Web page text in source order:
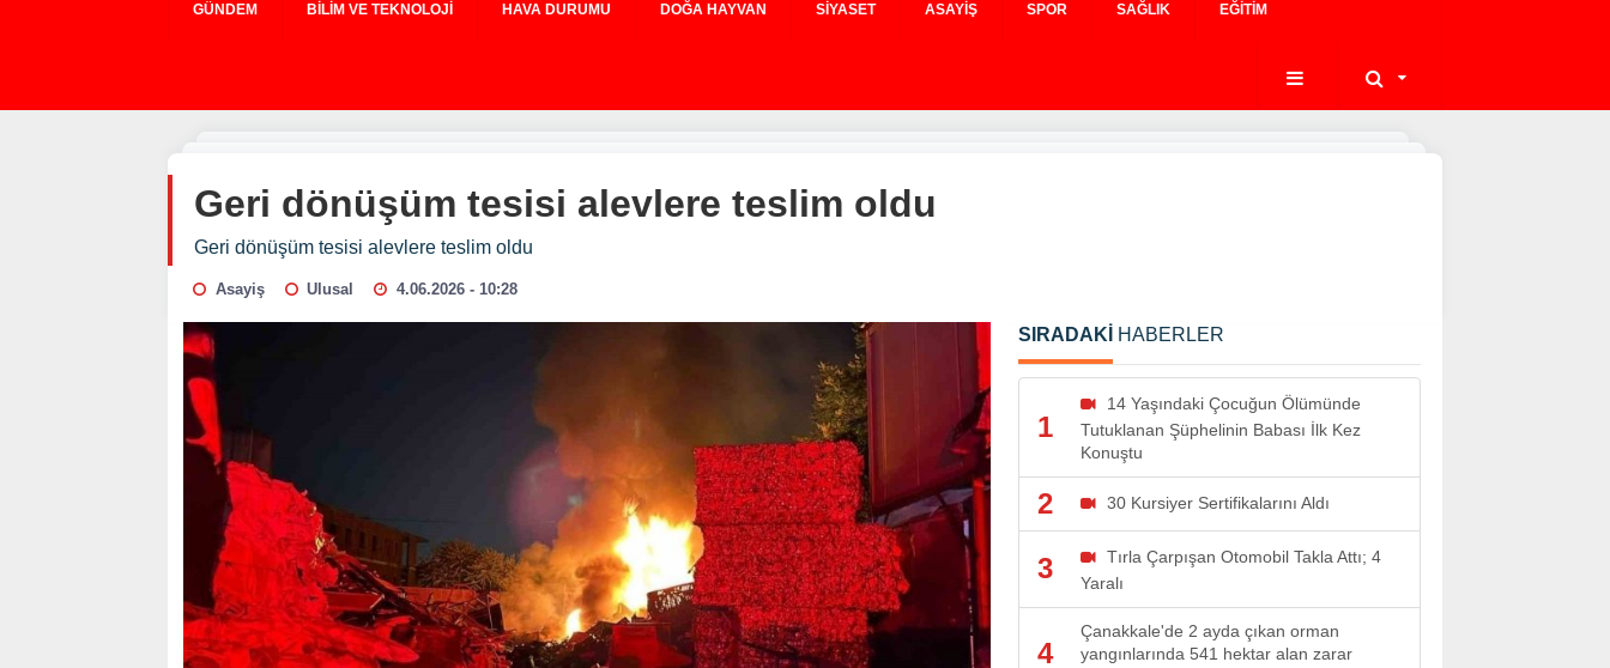
GÜNDEM BILIM VE TEKNOLOJI HAVA DURUMU DOĞA HAYVAN SIYASET ASAYIŞ SPOR SAĞLIK EĞITIM
Geri dönüşüm tesisi alevlere teslim oldu
Geri dönüşüm tesisi alevlere teslim oldu
Asayiş Ulusal 4.06.2026 - 10:28
SIRADAKİ HABERLER
1
14 Yaşındaki Çocuğun Ölümünde
Tutuklanan Şüphelinin Babası İlk Kez
Konuştu
2 30 Kursiyer Sertifikalarını Aldı
3
Tırla Çarpışan Otomobil Takla Attı; 4
Yaralı
4
Çanakkale'de 2 ayda çıkan orman
yangınlarında 541 hektar alan zarar